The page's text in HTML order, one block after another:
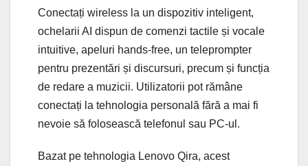
Conectați wireless la un dispozitiv inteligent,
ochelarii AI dispun de comenzi tactile și vocale
intuitive, apeluri hands-free, un teleprompter
pentru prezentări și discursuri, precum și funcția
de redare a muzicii. Utilizatorii pot rămâne
conectați la tehnologia personală fără a mai fi
nevoie să folosească telefonul sau PC-ul.
Bazat pe tehnologia Lenovo Qira, acest